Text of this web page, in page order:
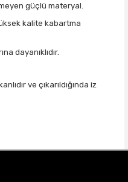
güçlü materyal.
kalite kabartma
dayanıklıdır.
ve çıkarıldığında iz